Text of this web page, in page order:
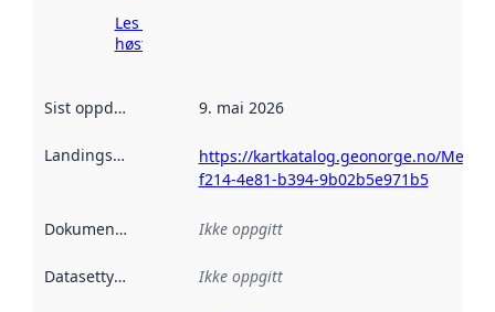
Les mer om
høsting her
Sist oppdatert 9. mai 2026
Landingsside
https://kartkatalog.geonorge.no/
f214-4e81-b394-9b02b5e971b5
Dokumentasjon Ikke oppgitt
Datasettype Ikke oppgitt